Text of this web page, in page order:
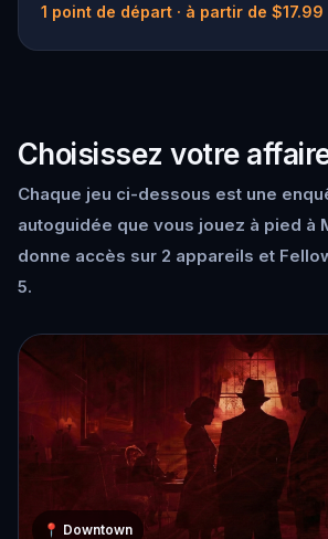
1 point de départ · à partir de
Choisissez votre
Chaque jeu ci-dessous est une
autoguidée que vous jouez à pied à
donne accès sur 2 appareils et
5.
📍 Downtown